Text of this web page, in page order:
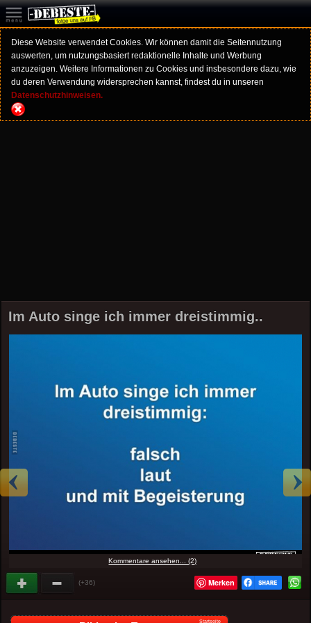
Diese Website verwendet Cookies. Wir können damit die Seitennutzung
auswerten, um nutzungsbasiert redaktionelle Inhalte und Werbung
anzuzeigen. Weitere Informationen zu Cookies und insbesondere dazu, wie
du deren Verwendung widersprechen kannst, findest du in unseren
Datenschutzhinweisen.
Im Auto singe ich immer dreistimmig..
Kommentare ansehen... (2)
(+36) Merken
Startseite